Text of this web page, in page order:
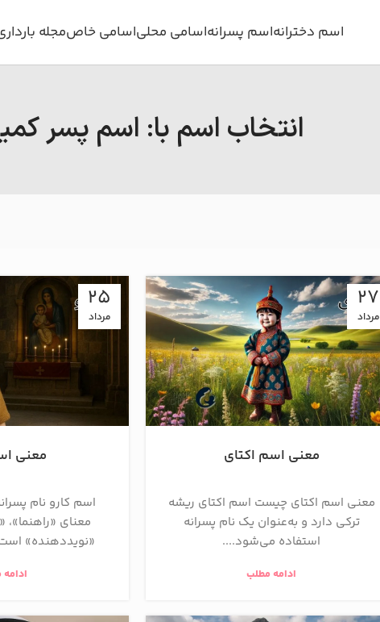
اسم دخترانهاسم پسرانهاسامی محلیاسامی خاصمجله
انتخاب اسم با: اسم پسر
27
مرداد
معنی اسم اکتای
معنی اسم اکتای چیست اسم اکتای ریشه
ترکی دارد و به‌عنوان یک نام پسرانه
استفاده می‌شود....
ادامه مطلب
25
مرداد
معنی
اسم کارو نام
معنای
«نویددهنده»